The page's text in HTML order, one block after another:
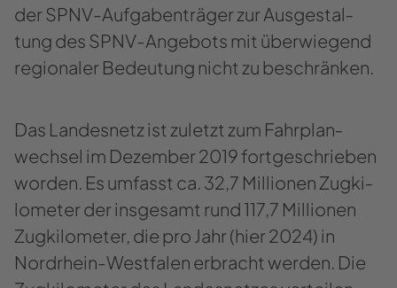
der SPNV-​Aufgabenträger zur Aus­ge­stal­
tung des SPNV-​Angebots mit über­wie­gend
re­gio­na­ler Be­deu­tung nicht zu be­schrän­ken.
Das Lan­des­netz ist zu­letzt zum Fahr­plan­
wech­sel im De­zem­ber 2019 fort­ge­schrie­ben
wor­den. Es um­fasst ca. 32,7 Mil­lio­nen Zug­ki­
lo­me­ter der ins­ge­samt rund 117,7 Mil­lio­nen
Zug­ki­lo­me­ter, die pro Jahr (hier 2024) in
Nordrhein-​​Westfalen er­bracht wer­den. Die